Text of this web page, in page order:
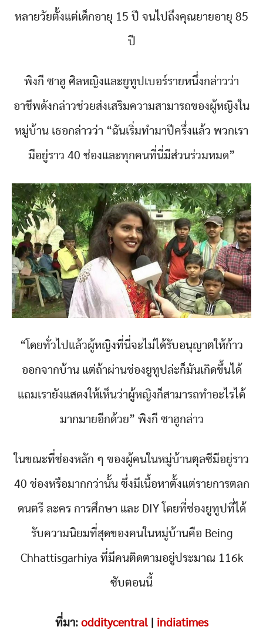
หลายวัยตั้งแต่เด็กอายุ 15 ปี จนไปถึงคุณยายอายุ 85
ปี
พิงกี ซาฮู ศิลหญิงและยูทูปเบอร์รายหนึ่งกล่าวว่า
อาชีพดังกล่าวช่วยส่งเสริมความสามารถของผู้หญิงใน
หมู่บ้าน เธอกล่าวว่า “ฉันเริ่มทำมาปีครึ่งแล้ว พวกเรา
มีอยู่ราว 40 ช่องและทุกคนที่นี่มีส่วนร่วมหมด”
“โดยทั่วไปแล้วผู้หญิงที่นี่จะไม่ได้รับอนุญาตให้ก้าว
ออกจากบ้าน แต่ถ้าผ่านช่องยูทูปล่ะก็มันเกิดขึ้นได้
แถมเรายังแสดงให้เห็นว่าผู้หญิงก็สามารถทำอะไรได้
มากมายอีกด้วย” พิงกี ซาฮูกล่าว
ในขณะที่ช่องหลัก ๆ ของผู้คนในหมู่บ้านตุลซีมีอยู่ราว
40 ช่องหรือมากกว่านั้น ซึ่งมีเนื้อหาตั้งแต่รายการตลก
ดนตรี ละคร การศึกษา และ DIY โดยที่ช่องยูทูปที่ได้
รับความนิยมที่สุดของคนในหมู่บ้านคือ Being
Chhattisgarhiya ที่มีคนติดตามอยู่ประมาณ 116k
ซับตอนนี้
ที่มา: odditycentral| indiatimes